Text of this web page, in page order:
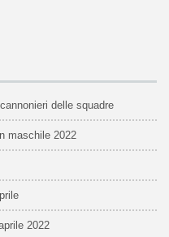
delle squadre
maschile 2022
2022